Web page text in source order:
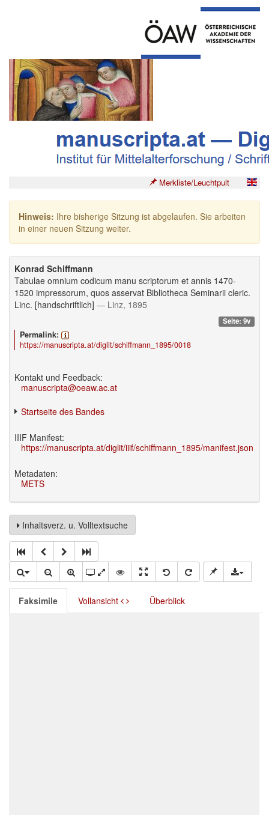
Merkliste/Leuchtpult
Hinweis: Ihre bisherige Sitzung ist abgelaufen. Sie arbeiten
in einer neuen Sitzung weiter.
Konrad Schiffmann
Tabulae omnium codicum manu scriptorum et annis 1470-
1520 impressorum, quos asservat Bibliotheca Seminarii cleric.
Linc. [handschriftlich] — Linz, 1895
Seite: 9v
Permalink:
https://manuscripta.at/diglit/schiffmann_1895/0018
Kontakt und Feedback:
manuscripta@oeaw.ac.at
Startseite des Bandes
IIIF Manifest:
https://manuscripta.at/diglit/iiif/schiffmann_1895/manifest.json
Metadaten:
METS
Inhaltsverz. u. Volltextsuche
Faksimile Vollansicht Überblick